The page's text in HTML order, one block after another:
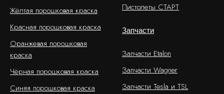
Жёлтая порошковая краска
Красная порошковая краска
Оранжевая порошковая
краска
Чёрная порошковая краска
Синяя порошковая краска
Пистолеты СТАРТ
Запчасти
Запчасти Etalon
Запчасти Wagner
Запчасти Tesla и TSL